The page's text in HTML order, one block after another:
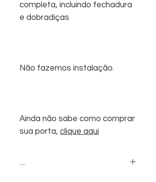
completa, incluindo fechadura
e dobradiças
Não fazemos instalação.
Ainda não sabe como comprar
sua porta, clique aqui
....